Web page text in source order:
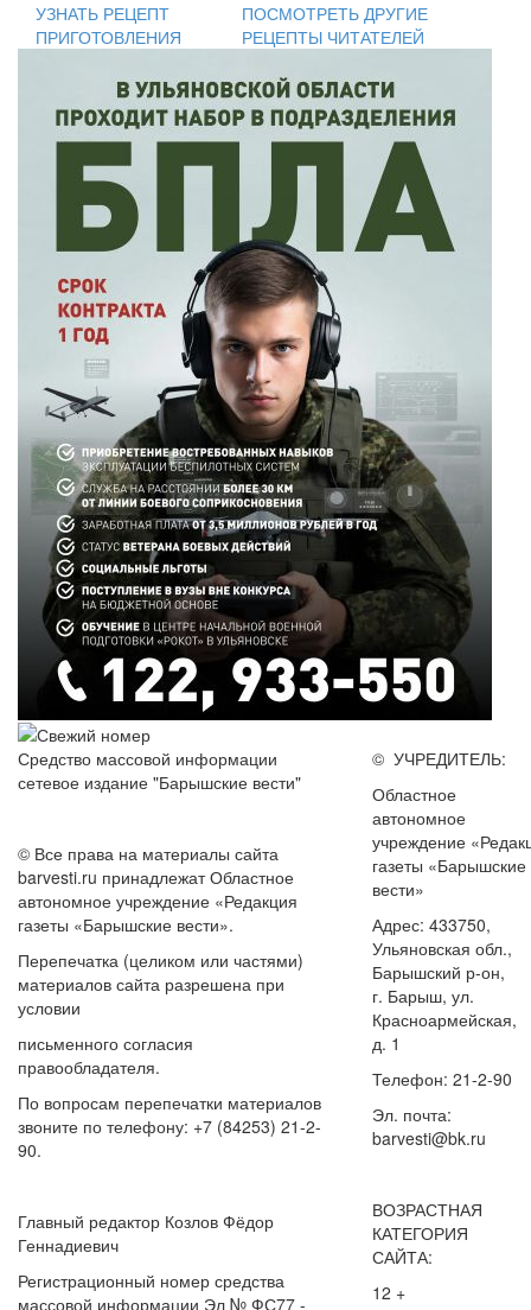
УЗНАТЬ РЕЦЕПТ
ПРИГОТОВЛЕНИЯ
ПОСМОТРЕТЬ ДРУГИЕ
РЕЦЕПТЫ ЧИТАТЕЛЕЙ
Средство массовой информации
сетевое издание "Барышские вести"
© Все права на материалы сайта
barvesti.ru принадлежат Областное
автономное учреждение «Редакция
газеты «Барышские вести».
Перепечатка (целиком или частями)
материалов сайта разрешена при
условии
письменного согласия
правообладателя.
По вопросам перепечатки материалов
звоните по телефону: +7 (84253) 21-2-
90.
Главный редактор Козлов Фёдор
Геннадиевич
Регистрационный номер средства
массовой информации Эл № ФС77 -
© УЧРЕДИТЕЛЬ:
Областное
автономное
учреждение
газеты «Барышские
вести»
Адрес: 433750,
Ульяновская обл.,
Барышский р-он,
г. Барыш, ул.
Красноармейская,
д. 1
Телефон: 21-2-90
Эл. почта:
barvesti@bk.ru
ВОЗРАСТНАЯ
КАТЕГОРИЯ
САЙТА:
12 +